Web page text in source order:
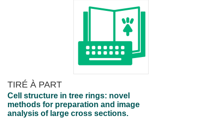
TIRÉ À PART
Cell structure in tree rings: novel
methods for preparation and image
analysis of large cross sections.